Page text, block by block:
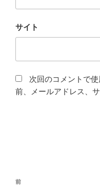
サイト
次回のコメントで
前、メールアドレス、
投
前
前